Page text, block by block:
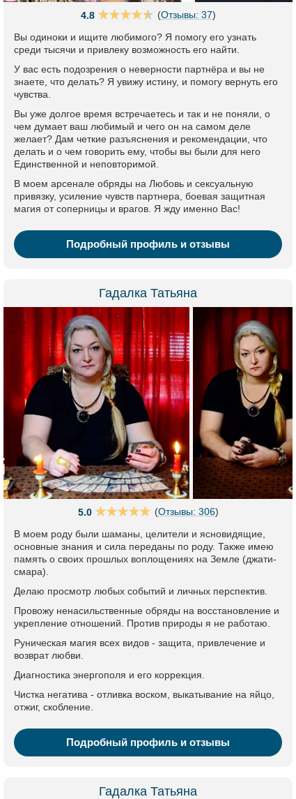
4.8 (Отзывы: 37)
Вы одиноки и ищите любимого? Я помогу его узнать
среди тысячи и привлеку возможность его найти.
У вас есть подозрения о неверности партнёра и вы не
знаете, что делать? Я увижу истину, и помогу вернуть его
чувства.
Вы уже долгое время встречаетесь и так и не поняли, о
чем думает ваш любимый и чего он на самом деле
желает? Дам четкие разъяснения и рекомендации, что
делать и о чем говорить ему, чтобы вы были для него
Единственной и неповторимой.
В моем арсенале обряды на Любовь и сексуальную
привязку, усиление чувств партнера, боевая защитная
магия от соперницы и врагов. Я жду именно Вас!
Подробный профиль и отзывы
Гадалка Татьяна
5.0 (Отзывы: 306)
В моем роду были шаманы, целители и ясновидящие,
основные знания и сила переданы по роду. Также имею
память о своих прошлых воплощениях на Земле (джати-
смара).
Делаю просмотр любых событий и личных перспектив.
Провожу ненасильственные обряды на восстановление и
укрепление отношений. Против природы я не работаю.
Руническая магия всех видов - защита, привлечение и
возврат любви.
Диагностика энергополя и его коррекция.
Чистка негатива - отливка воском, выкатывание на яйцо,
отжиг, скобление.
Подробный профиль и отзывы
Гадалка Татьяна